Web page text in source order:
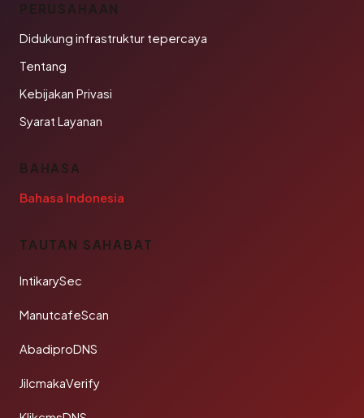
PERUSAHAAN
Didukung infrastruktur tepercaya
Tentang
Kebijakan Privasi
Syarat Layanan
BAHASA
Bahasa Indonesia
TAUTAN SAHABAT
IntikarySec
ManutcafeScan
AbadiproDNS
JilcmakaVerify